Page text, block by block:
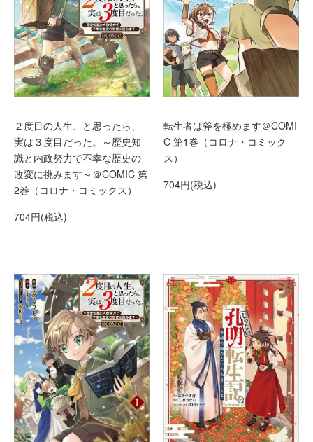
２度目の人生、と思ったら、
実は３度目だった。～歴史知
識と内政努力で不幸な歴史の
改変に挑みます～＠COMIC 第
2巻（コロナ・コミックス）
704円(税込)
転生者は斧を極めます＠COMI
C 第1巻（コロナ・コミック
ス）
704円(税込)